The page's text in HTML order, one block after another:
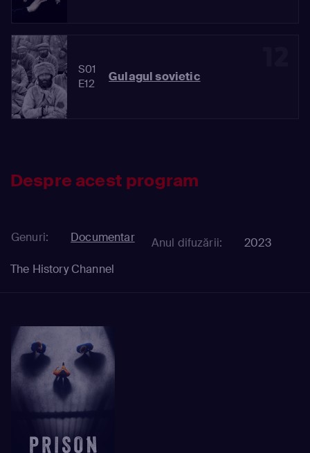
S01
E12
Gulagul sovietic
Despre acest program
Genuri: Documentar Anul difuzării:
2023
The History Channel